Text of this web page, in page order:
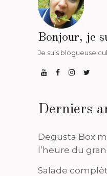
Bonjour, je
Je suis blogueuse
Derniers
Degusta Box
l’heure du
Salade